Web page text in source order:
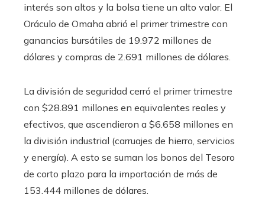
interés son altos y la bolsa tiene un alto valor. El
Oráculo de Omaha abrió el primer trimestre con
ganancias bursátiles de 19.972 millones de
dólares y compras de 2.691 millones de dólares.
La división de seguridad cerró el primer trimestre
con $28.891 millones en equivalentes reales y
efectivos, que ascendieron a $6.658 millones en
la división industrial (carruajes de hierro, servicios
y energía). A esto se suman los bonos del Tesoro
de corto plazo para la importación de más de
153.444 millones de dólares.